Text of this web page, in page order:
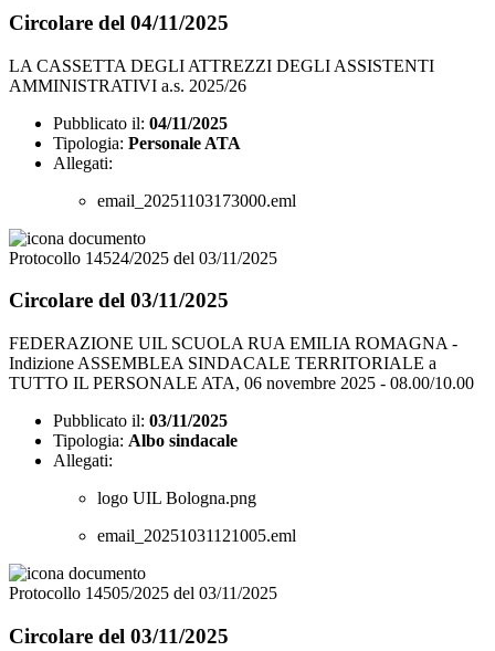
Circolare del 04/11/2025
LA CASSETTA DEGLI ATTREZZI DEGLI ASSISTENTI
AMMINISTRATIVI a.s. 2025/26
Pubblicato il: 04/11/2025
Tipologia: Personale ATA
Allegati:
email_20251103173000.eml
Protocollo 14524/2025 del 03/11/2025
Circolare del 03/11/2025
FEDERAZIONE UIL SCUOLA RUA EMILIA ROMAGNA -
Indizione ASSEMBLEA SINDACALE TERRITORIALE a
TUTTO IL PERSONALE ATA, 06 novembre 2025 - 08.00/10.00
Pubblicato il: 03/11/2025
Tipologia: Albo sindacale
Allegati:
logo UIL Bologna.png
email_20251031121005.eml
Protocollo 14505/2025 del 03/11/2025
Circolare del 03/11/2025